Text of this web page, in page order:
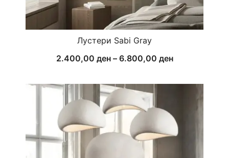
Лустери Sabi Gray
2.400,00 ден – 6.800,00 денPrice
2.400,00 ден
through
6.800,00 ден